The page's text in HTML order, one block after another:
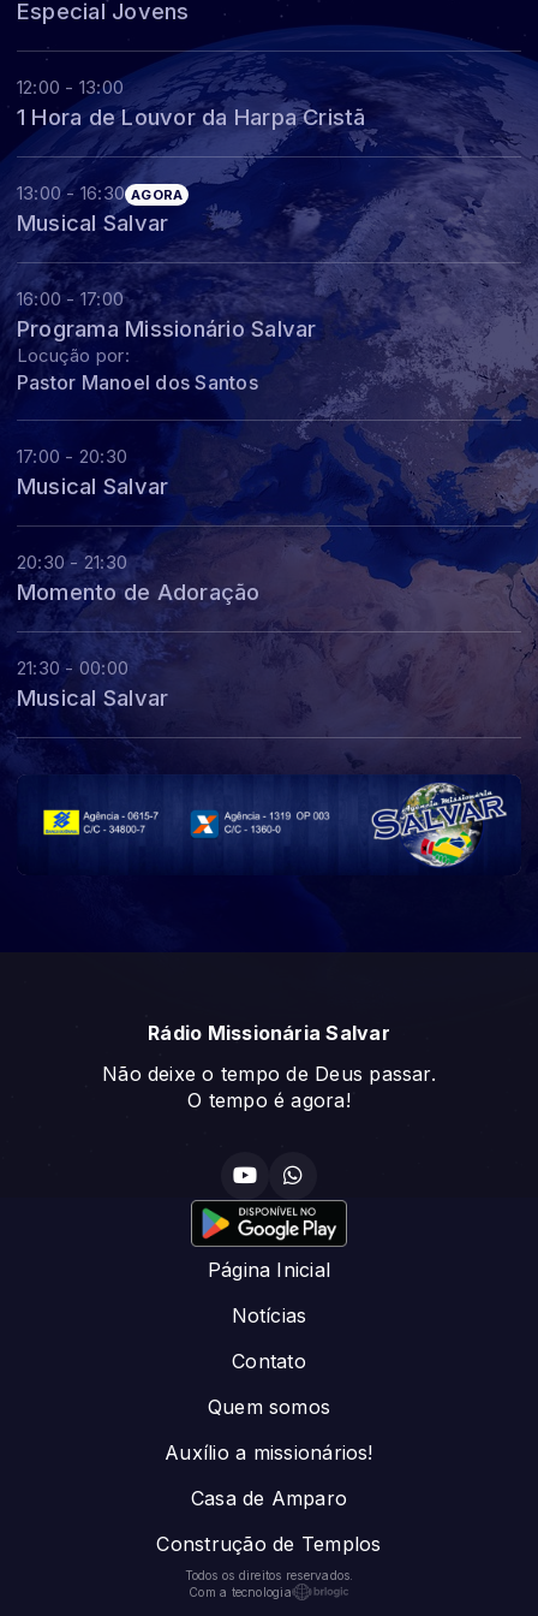
Especial Jovens
12:00 - 13:00
1 Hora de Louvor da Harpa Cristã
13:00 - 16:30 AGORA
Musical Salvar
16:00 - 17:00
Programa Missionário Salvar
Locução por:
Pastor Manoel dos Santos
17:00 - 20:30
Musical Salvar
20:30 - 21:30
Momento de Adoração
21:30 - 00:00
Musical Salvar
Rádio Missionária Salvar
Não deixe o tempo de Deus passar.
O tempo é agora!
Página Inicial
Notícias
Contato
Quem somos
Auxílio a missionários!
Casa de Amparo
Construção de Templos
Todos os direitos reservados.
Com a tecnologia